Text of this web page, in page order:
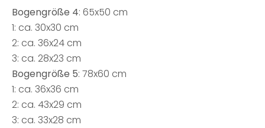
Bogengröße 4: 65x50 cm
1: ca. 30x30 cm
2: ca. 36x24 cm
3: ca. 28x23 cm
Bogengröße 5: 78x60 cm
1: ca. 36x36 cm
2: ca. 43x29 cm
3: ca. 33x28 cm